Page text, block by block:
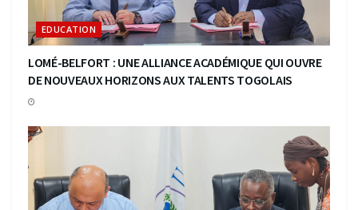
EDUCATION
LOMÉ-BELFORT : UNE ALLIANCE ACADÉMIQUE QUI OUVRE
DE NOUVEAUX HORIZONS AUX TALENTS TOGOLAIS